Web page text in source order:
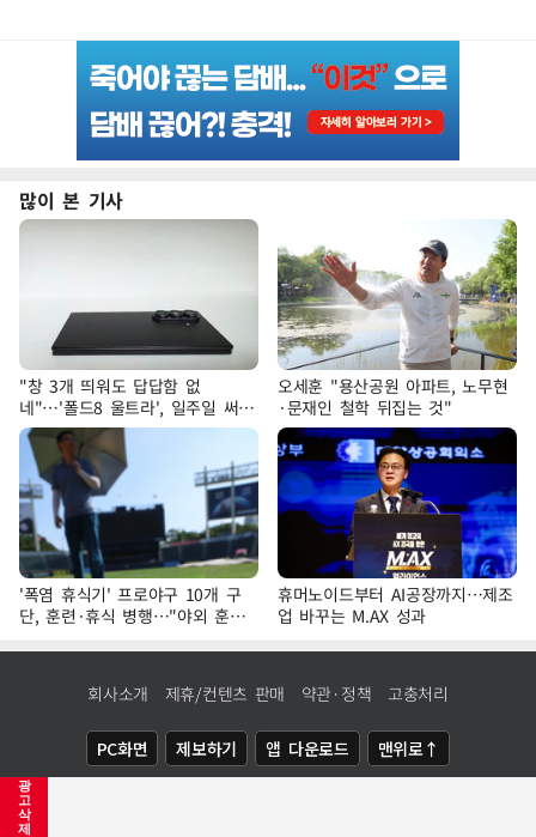
광
고
삭
제
많이 본 기사
"창 3개 띄워도 답답함 없
네"…'폴드8 울트라', 일주일 써보
니
오세훈 "용산공원 아파트, 노무현
·문재인 철학 뒤집는 것"
'폭염 휴식기' 프로야구 10개 구
단, 훈련·휴식 병행…"야외 훈련
해도 안전 최우선"
휴머노이드부터 AI공장까지…제조
업 바꾸는 M.AX 성과
회사소개 제휴/컨텐츠 판매 약관·정책 고충처리
PC화면 제보하기 앱 다운로드 맨위로↑